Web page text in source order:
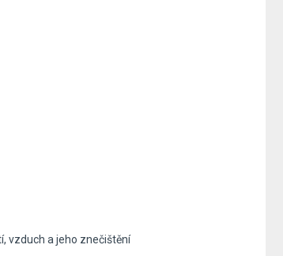
vzduch a jeho znečištění